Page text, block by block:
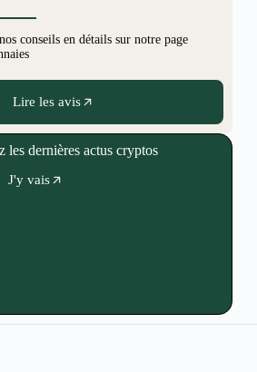
conseils en détails sur notre page
Lire les avis
les dernières actus cryptos
J'y vais